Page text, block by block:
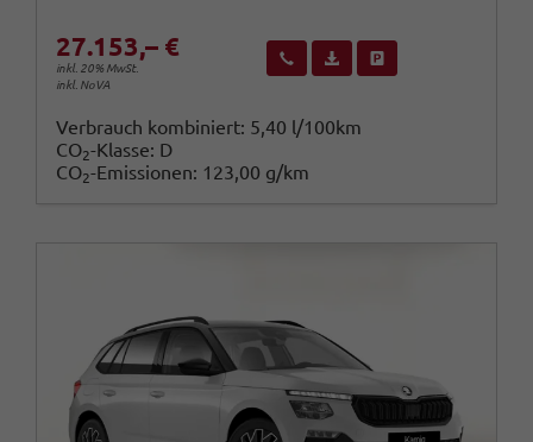
27.153,– €
inkl. 20% MwSt.
inkl. NoVA
Wir rufen Sie anFahrzeugexposé (PDF)
Verbrauch kombiniert: 5,40 l/100km
CO2-Klasse: D
CO2-Emissionen: 123,00 g/km